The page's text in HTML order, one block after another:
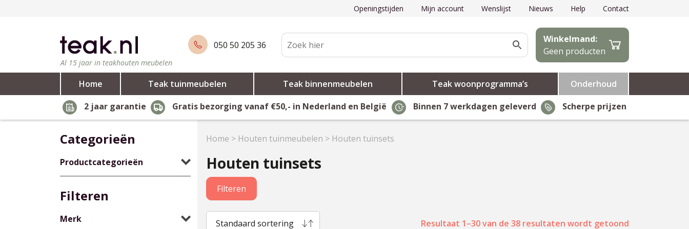
Openingstijden Mijn account Wenslijst Nieuws Help Contact
Al 15 jaar in teakhouten meubelen
050 50 205 36
Winkelmand:
Geen producten
Home Teak tuinmeubelen Teak binnenmeubelen Teak woonprogramma’s
Onderhoud
2 jaar garantie
Gratis bezorging vanaf €50,- in Nederland en België Binnen 7 werkdagen geleverd Scherpe prijzen
Categorieën
Productcategorieën
Filteren
Merk
Home > Houten tuinmeubelen > Houten tuinsets
Houten tuinsets
Filteren
Standaard sortering Resultaat 1–30 van de 38 resultaten wordt getoond